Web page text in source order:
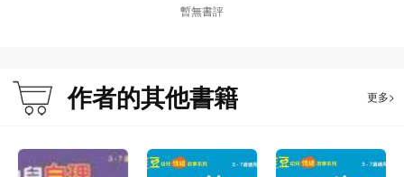
暫無書評
作者的其他書籍 更多>